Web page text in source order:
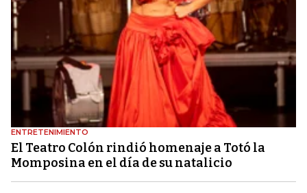
ENTRETENIMIENTO
El Teatro Colón rindió homenaje a Totó la
Momposina en el día de su natalicio